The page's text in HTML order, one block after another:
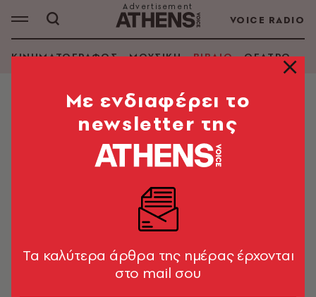
VOICE RADIO
ΚΙΝΗΜΑΤΟΓΡΑΦΟΣ ΜΟΥΣΙΚΗ ΒΙΒΛΙΟ ΘΕΑΤΡΟ -
ΛΕΜΟΝΙ ΣΝΙΚΕΤ
ΑΝΑΖΗΤΗΣΗ ΒΙΒΛΙΟΥ
Mε ενδιαφέρει το
newsletter της
Tα καλύτερα άρθρα της ημέρας έρχονται
στο mail σου